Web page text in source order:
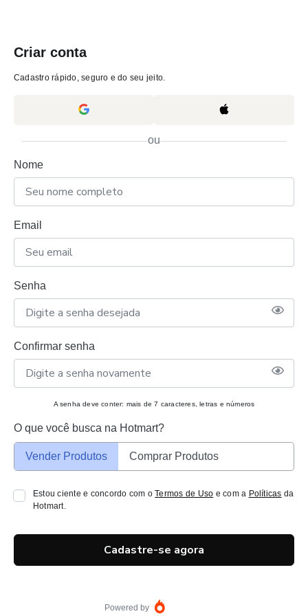
Criar conta
Cadastro rápido, seguro e do seu jeito.
ou
Nome
Email
Senha
Confirmar senha
A senha deve conter: mais de 7 caracteres, letras e números
O que você busca na Hotmart?
Vender Produtos Comprar Produtos
Estou ciente e concordo com oTermos de Uso e com a Políticas da
Hotmart.
Cadastre-se agora
Powered by